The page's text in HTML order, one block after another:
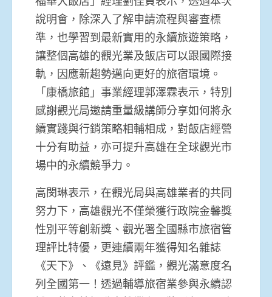
說明會，除深入了解申請流程與審查標
準，也學習到最新實用的永續旅遊策略，
讓整個高雄的觀光業及飯店可以跟國際接
軌，因應新趨勢邁向更好的旅宿環境。
「康橋旅館」事業經理郭澤霖表示，特別
感謝觀光局邀請重量級講師分享如何將永
續實踐與行銷策略相輔相成，對飯店經營
十分有助益，亦可提升高雄在全球觀光市
場中的永續競爭力。
高閔琳表示，在觀光局與高雄業者的共同
努力下，高雄觀光不僅榮獲行政院金馨獎
性別平等創新獎、觀光署全國縣市旅宿管
理評比特優，更連續兩年獲得知名雜誌
《天下》、《遠見》評鑑，觀光滿意度名
列全國第一！透過輔導旅宿業參與永續認